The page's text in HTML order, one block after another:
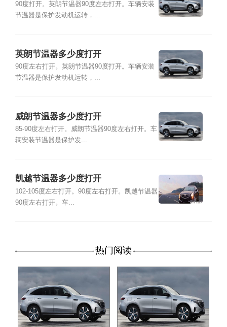
90度打开。英朗节温器90度左右打开。车辆安装
节温器是保护发动机运转，...
英朗节温器多少度打开
90度左右打开。英朗节温器90度打开。车辆安装
节温器是保护发动机运转，...
威朗节温器多少度打开
85-90度左右打开。威朗节温器90度左右打开。车
辆安装节温器是保护发...
凯越节温器多少度打开
102-105度左右打开。90度左右打开。凯越节温器
90度左右打开。车...
热门阅读